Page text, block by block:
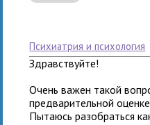
психиатрия и психология
Здравствуйте!
Очень важен такой
предварительной
Пытаюсь разобраться